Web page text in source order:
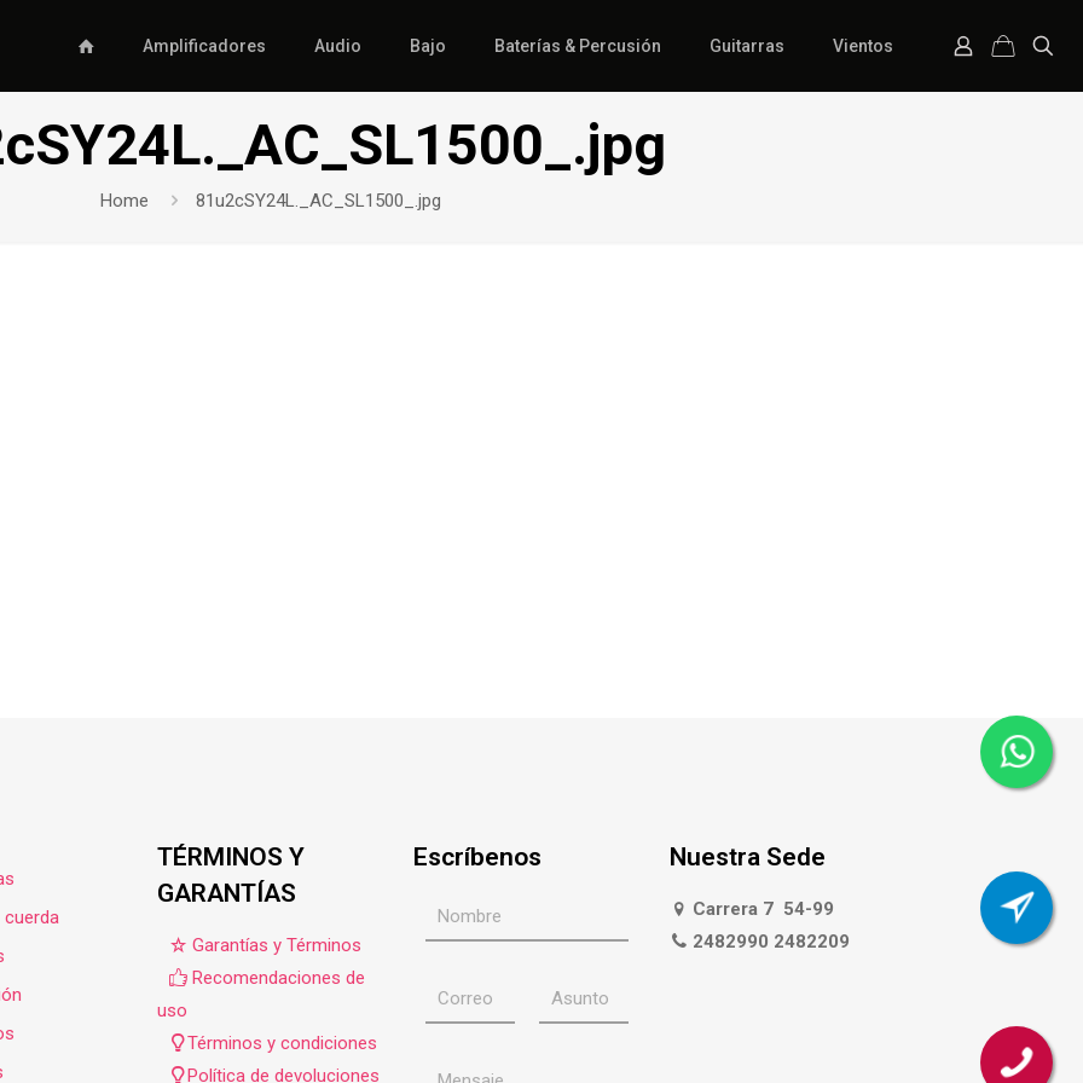
Amplificadores Audio Bajo Baterías & Percusión Guitarras Vientos
Home 81u2cSY24L._AC_SL1500_.jpg
cuerda
TÉRMINOS Y
GARANTÍAS
Garantías y Términos
Recomendaciones de
uso
Términos y condiciones
Política de devoluciones
Escríbenos Nuestra Sede
Carrera 7 54-99
2482990 2482209